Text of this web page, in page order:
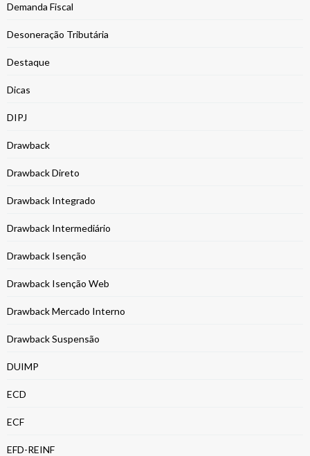
Demanda Fiscal
Desoneração Tributária
Destaque
Dicas
DIPJ
Drawback
Drawback Direto
Drawback Integrado
Drawback Intermediário
Drawback Isenção
Drawback Isenção Web
Drawback Mercado Interno
Drawback Suspensão
DUIMP
ECD
ECF
EFD-REINF